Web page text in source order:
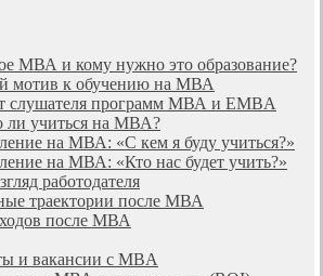
МВА и кому нужно это образование?
мотив к обучению на МВА
слушателя программ МВА и EMBA
ли учиться на МВА?
на МВА: «С кем я буду учиться?»
на МВА: «Кто нас будет учить?»
работодателя
траектории после МВА
после МВА
и вакансии с MBA